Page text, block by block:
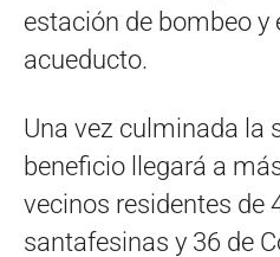
estación de bombeo
acueducto.
Una vez culminada la
beneficio llegará a
vecinos residentes de
santafesinas y 36 de